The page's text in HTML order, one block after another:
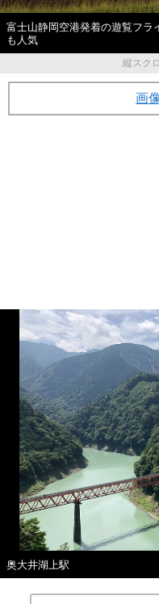
富士山静岡空港発着の遊覧フラ
も人気
縦スク
画
奥大井湖上駅